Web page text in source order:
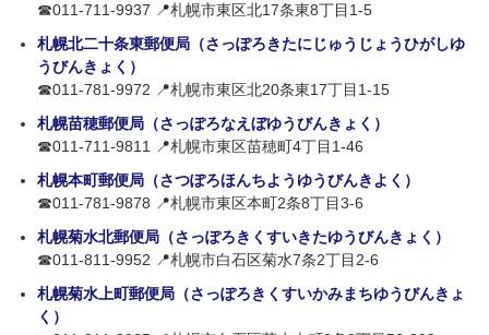
☎011-711-9937 📍札幌市東区北17条東8丁目1-5
札幌北二十条東郵便局（さっぽろきたにじゅうじょうひがしゆ
うびんきょく）
☎011-781-9972 📍札幌市東区北20条東17丁目1-15
札幌苗穂郵便局（さっぽろなえぼゆうびんきょく）
☎011-711-9811 📍札幌市東区苗穂町4丁目1-46
札幌本町郵便局（さつぽろほんちようゆうびんきよく）
☎011-781-9878 📍札幌市東区本町2条8丁目3-6
札幌菊水北郵便局（さっぽろきくすいきたゆうびんきょく）
☎011-811-9952 📍札幌市白石区菊水7条2丁目2-6
札幌菊水上町郵便局（さっぽろきくすいかみまちゆうびんきょ
く）